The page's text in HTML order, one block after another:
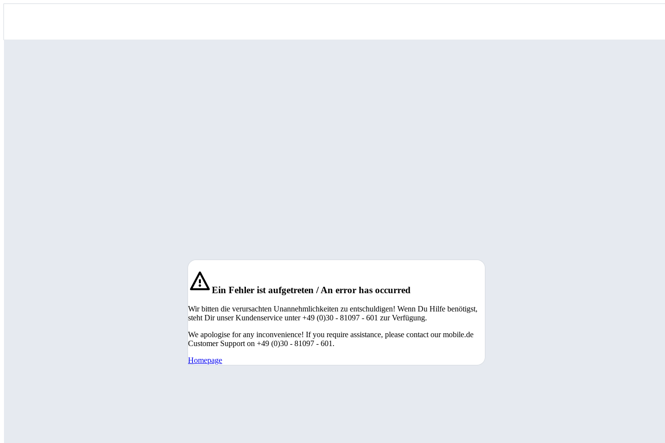
Ein Fehler ist aufgetreten / An error has occurred
Wir bitten die verursachten Unannehmlichkeiten zu entschuldigen! Wenn Du Hilfe benötigst,
steht Dir unser Kundenservice unter +49 (0)30 - 81097 - 601 zur Verfügung.
We apologise for any inconvenience! If you require assistance, please contact our mobile.de
Customer Support on +49 (0)30 - 81097 - 601.
Homepage